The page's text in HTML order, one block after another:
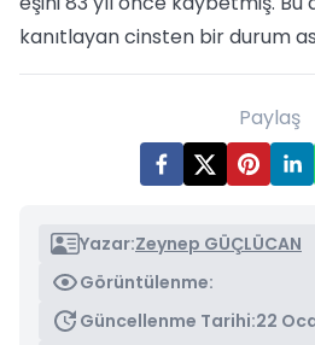
kanıtlayan cinsten bir durum
Paylaş
Yazar:Zeynep GÜÇLÜCAN
Görüntülenme:
Güncellenme Tarihi:22